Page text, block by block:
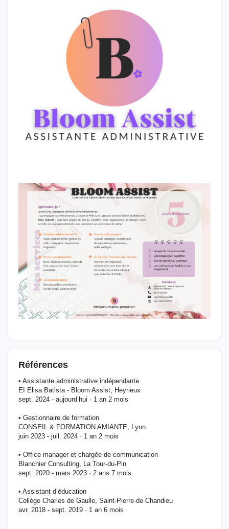
Références
• Assistante administrative indépendante
EI Elisa Batista - Bloom Assist, Heyrieux
sept. 2024 - aujourd’hui · 1 an 2 mois
• Gestionnaire de formation
CONSEIL & FORMATION AMIANTE, Lyon
juin 2023 - juil. 2024 · 1 an 2 mois
• Office manager et chargée de communication
Blanchier Consulting, La Tour-du-Pin
sept. 2020 - mars 2023 · 2 ans 7 mois
• Assistant d’éducation
Collège Charles de Gaulle, Saint-Pierre-de-Chandieu
avr. 2018 - sept. 2019 · 1 an 6 mois